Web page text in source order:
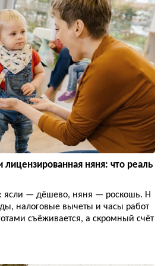
няня: что реаль
ясли — дёшево, няня — роскошь. Н
налоговые вычеты и часы работ
съёживается, а скромный счёт